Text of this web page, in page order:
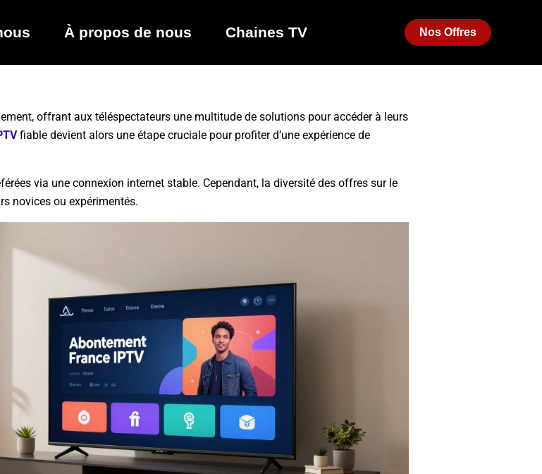
À propos de nous Chaines TV Nos Offres
offrant aux téléspectateurs une multitude de solutions pour accéder à leurs
fiable devient alors une étape cruciale pour profiter d’une expérience de
via une connexion internet stable. Cependant, la diversité des offres sur le
novices ou expérimentés.